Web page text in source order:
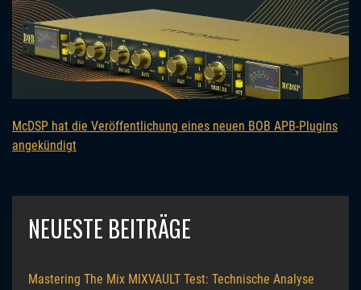
McDSP hat die Veröffentlichung eines neuen BOB APB-Plugins
angekündigt
NEUESTE BEITRÄGE
Mastering The Mix MIXVAULT Test: Technische Analyse